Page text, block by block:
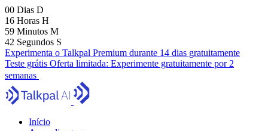
00 Dias D
16 Horas H
59 Minutos M
41 Segundos S
Experimenta o Talkpal Premium durante 14 dias gratuitamente
Teste grátis Oferta limitada: Experimente gratuitamente por 2
semanas
Início